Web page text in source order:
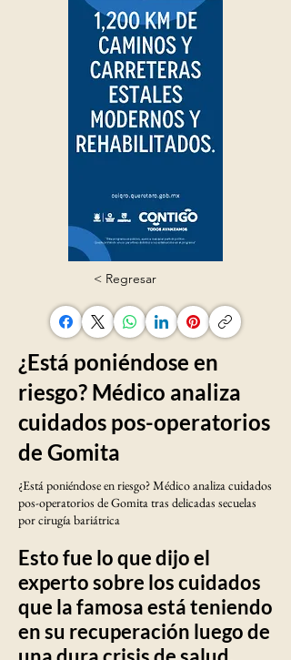
< Regresar
¿Está poniéndose en
riesgo? Médico analiza
cuidados pos-operatorios
de Gomita
¿Está poniéndose en riesgo? Médico analiza cuidados
pos-operatorios de Gomita tras delicadas secuelas
por cirugía bariátrica
Esto fue lo que dijo el
experto sobre los cuidados
que la famosa está teniendo
en su recuperación luego de